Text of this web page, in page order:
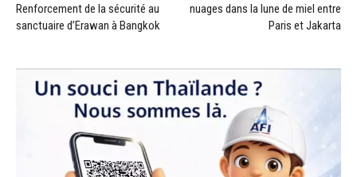
Renforcement de la sécurité au
sanctuaire d’Erawan à Bangkok
nuages dans la lune de miel entre
Paris et Jakarta